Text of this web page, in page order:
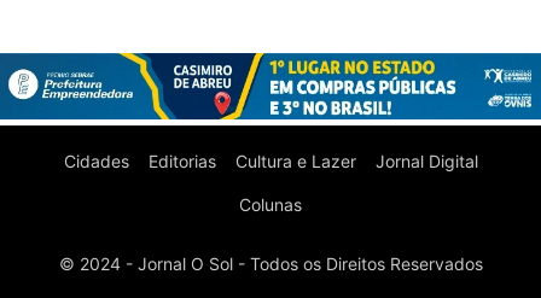
Cidades Editorias Cultura e Lazer Jornal Digital
Colunas
© 2024 - Jornal O Sol - Todos os Direitos Reservados